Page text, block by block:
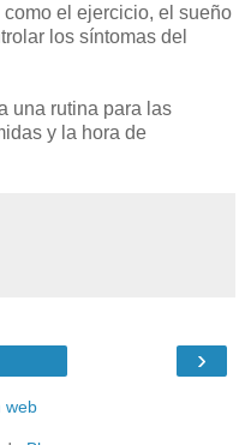
el ejercicio, el sueño
los síntomas del
una rutina para las
y la hora de
›
web